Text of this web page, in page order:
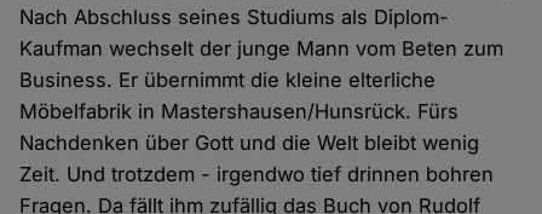
Nach Abschluss seines Studiums als Diplom-
Kaufman wechselt der junge Mann vom Beten zum
Business. Er übernimmt die kleine elterliche
Möbelfabrik in Mastershausen/Hunsrück. Fürs
Nachdenken über Gott und die Welt bleibt wenig
Zeit. Und trotzdem - irgendwo tief drinnen bohren
Fragen. Da fällt ihm zufällig das Buch von Rudolf